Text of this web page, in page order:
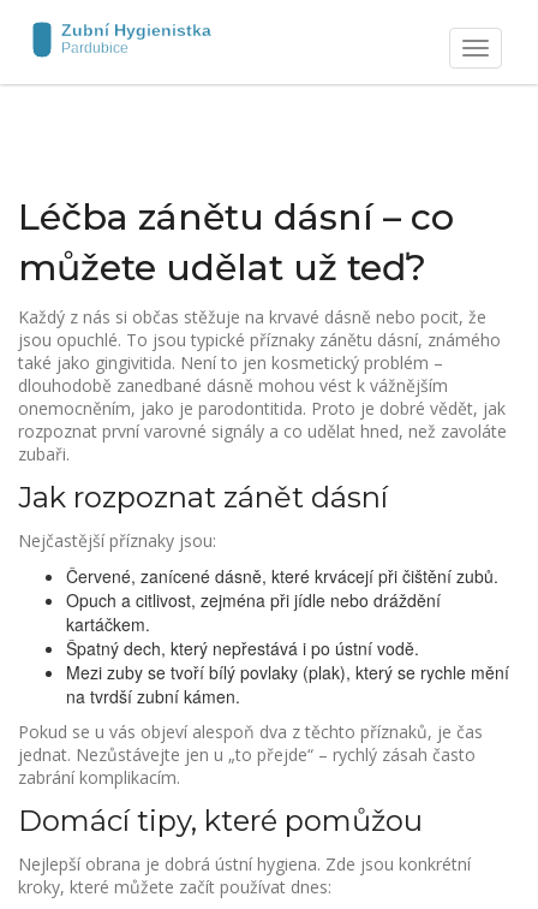
Zobrazit
navigaci
Léčba zánětu dásní – co
můžete udělat už teď?
Každý z nás si občas stěžuje na krvavé dásně nebo pocit, že
jsou opuchlé. To jsou typické příznaky zánětu dásní, známého
také jako gingivitida. Není to jen kosmetický problém –
dlouhodobě zanedbané dásně mohou vést k vážnějším
onemocněním, jako je parodontitida. Proto je dobré vědět, jak
rozpoznat první varovné signály a co udělat hned, než zavoláte
zubaři.
Jak rozpoznat zánět dásní
Nejčastější příznaky jsou:
Červené, zanícené dásně, které krvácejí při čištění zubů.
Opuch a citlivost, zejména při jídle nebo dráždění
kartáčkem.
Špatný dech, který nepřestává i po ústní vodě.
Mezi zuby se tvoří bílý povlaky (plak), který se rychle mění
na tvrdší zubní kámen.
Pokud se u vás objeví alespoň dva z těchto příznaků, je čas
jednat. Nezůstávejte jen u „to přejde“ – rychlý zásah často
zabrání komplikacím.
Domácí tipy, které pomůžou
Nejlepší obrana je dobrá ústní hygiena. Zde jsou konkrétní
kroky, které můžete začít používat dnes: